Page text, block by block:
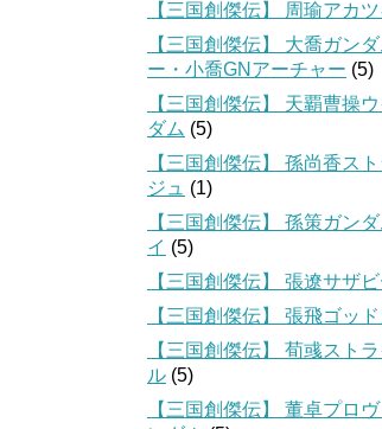
【三国創傑伝】 周瑜アカツ
【三国創傑伝】 大喬ガン
ー・小喬GNアーチャー (5)
【三国創傑伝】 天覇曹操
ダム (5)
【三国創傑伝】 孫尚香ス
ジュ (1)
【三国創傑伝】 孫策ガン
イ (5)
【三国創傑伝】 張遼サザ
【三国創傑伝】 張飛ゴッ
【三国創傑伝】 荀彧スト
ル (5)
【三国創傑伝】 董卓プロ